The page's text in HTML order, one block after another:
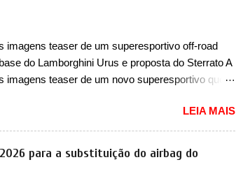
seu lançamento ainda neste ano de 2026. Em
que aconteceu no primeiro semestre. Na
mais quadrados e compactos, com luzes ...
imagens teaser de um superesportivo off-road
do Lamborghini Urus e proposta do Sterrato A
teaser de um novo superesportivo que
como outros esportivos recentemente
e o... Lamborghini Huracán Sterrato. E o
no desenvolvimento do Dune. Baseado no
proposta similar ao que a marca apresentou com
LEIA MAIS
para a substituição do airbag do